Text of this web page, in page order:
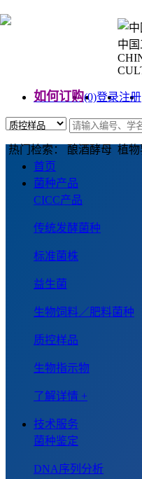
中
如何订购(0)登录注册
热门检索： 酿酒酵母 植
首页
菌种产品
CICC产品
传统发酵菌种
标准菌株
益生菌
生物饲料／肥料菌种
质控样品
生物指示物
了解详情 +
技术服务
菌种鉴定
DNA序列分析